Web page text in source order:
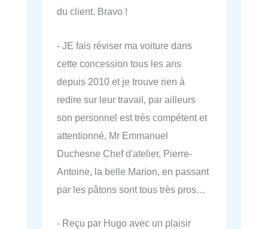
du client. Bravo !
- JE fais réviser ma voiture dans
cette concession tous les ans
depuis 2010 et je trouve rien à
redire sur leur travail, par ailleurs
son personnel est très compétent et
attentionné, Mr Emmanuel
Duchesne Chef d'atelier, Pierre-
Antoine, la belle Marion, en passant
par les pâtons sont tous très pros…
- Reçu par Hugo avec un plaisir